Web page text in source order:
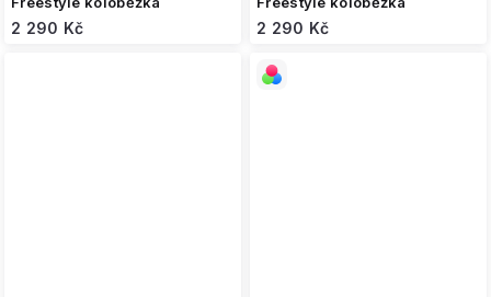
2 290 Kč 2 290 Kč